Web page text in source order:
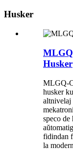
Husker
Husker
MLGQ-
husker
altnivelaj
speco de
fidindan
la